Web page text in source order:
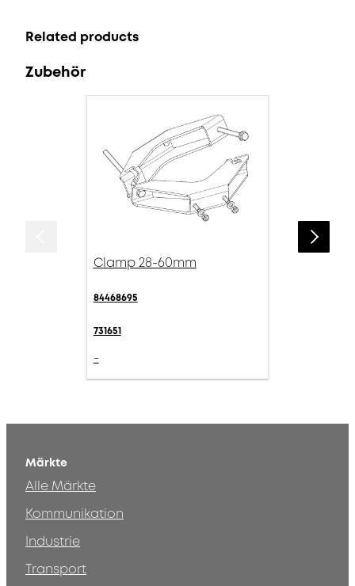
Related products
Zubehör
Clamp 28-60mm
84468695
731651
-
Märkte
Alle Märkte
Kommunikation
Industrie
Transport